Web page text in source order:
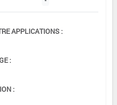
APPLICATIONS :
:
: